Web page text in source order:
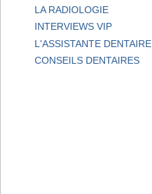
LA RADIOLOGIE
INTERVIEWS VIP
L'ASSISTANTE DENTAIRE
CONSEILS DENTAIRES